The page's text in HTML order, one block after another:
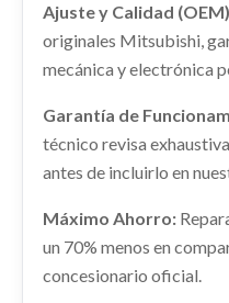
MITSUBISHI
Ref: 2441548
MANGUETA
MANETA INTERIOR
usado.
MITSUBISHI
Ref: 2441560
DESPIECE MOTOR
DESPIECE MOTOR
MITSUBISHI
Ref: 2441535
AMORTIGUADOR
Ajuste y Calidad
originales Mitsubishi,
mecánica y electrónica
Garantía de
técnico revisa
antes de incluirlo en
Máximo Ahorro:
un 70% menos en
concesionario oficial.